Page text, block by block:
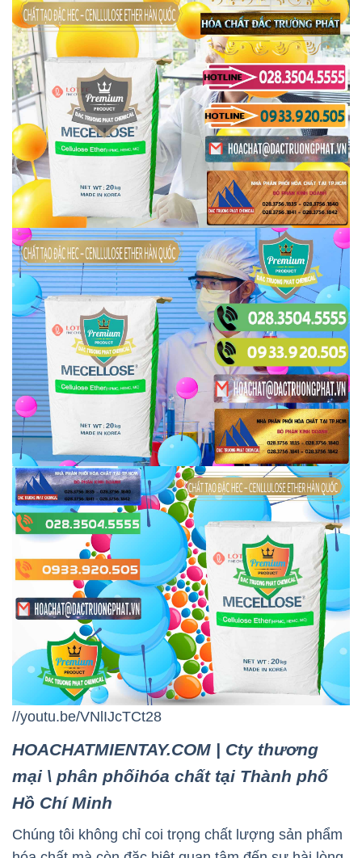
//youtu.be/VNlIJcTCt28
HOACHATMIENTAY.COM | Cty thương
mại \ phân phốihóa chất tại Thành phố
Hồ Chí Minh
Chúng tôi không chỉ coi trọng chất lượng sản phẩm